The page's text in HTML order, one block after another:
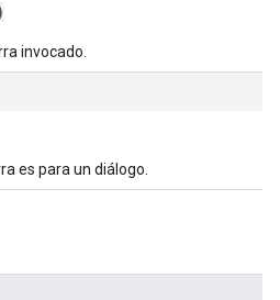
invocado.
es para un diálogo.